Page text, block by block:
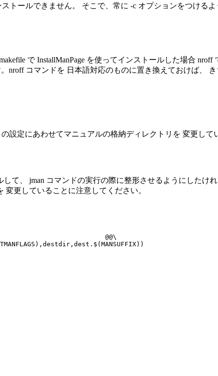
トールできません。 そこで、常に -c オプションをつける
で InstallManPage を使ってインストールした場合
nroff コマンドを 日本語対応のものに置き換えておけば、
の設定にあわせてマニュアルの格納ディレクトリを 変更し
て、 jman コマンドの実行の際に整形させるようにしたけ
更していることに注意してください。
@@\